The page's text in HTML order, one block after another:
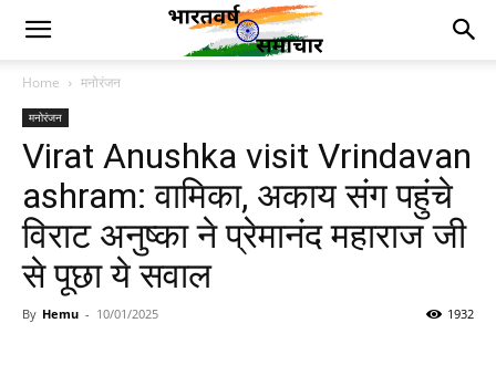
Home मनोरंजन
मनोरंजन
Virat Anushka visit Vrindavan
ashram: वामिका, अकाय संग पहुंचे
विराट अनुष्का ने प्रेमानंद महाराज जी
से पूछा ये सवाल
By Hemu - 10/01/2025 1932